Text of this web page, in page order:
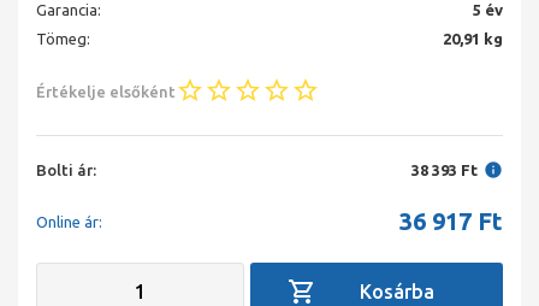
Garancia:
5 év
Tömeg:
20,91 kg
Értékelje elsőként
Bolti ár: 38 393 Ft
Online ár: 36 917 Ft